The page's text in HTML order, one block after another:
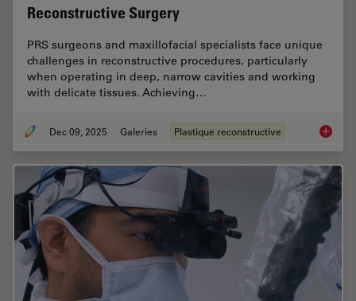
Reconstructive Surgery
PRS surgeons and maxillofacial specialists face unique
challenges in reconstructive procedures, particularly
when operating in deep, narrow cavities and working
with delicate tissues. Achieving…
Dec 09, 2025 Galeries Plastique reconstructive